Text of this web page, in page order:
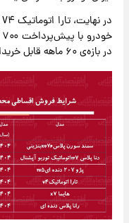
در بازه‌ی ۶۰ ماهه قابل خریداری است.